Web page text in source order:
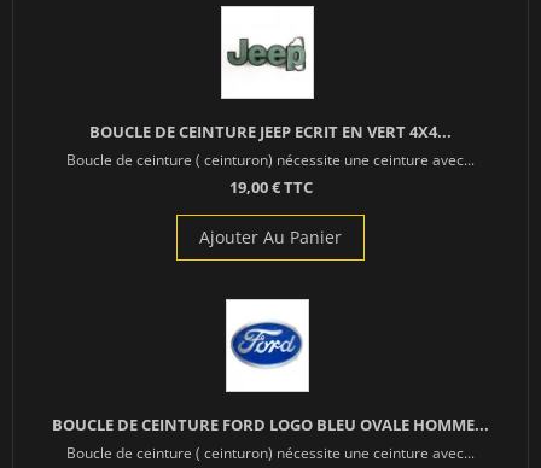
BOUCLE DE CEINTURE JEEP ECRIT EN VERT 4X4...
Boucle de ceinture ( ceinturon) nécessite une ceinture avec...
19,00 € TTC
Ajouter Au Panier
BOUCLE DE CEINTURE FORD LOGO BLEU OVALE HOMME...
Boucle de ceinture ( ceinturon) nécessite une ceinture avec...